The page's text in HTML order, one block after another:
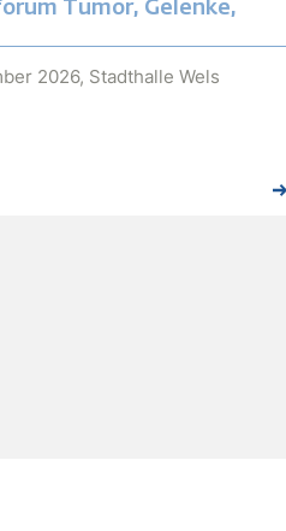
Tumor, Gelenke,
2026, Stadthalle Wels